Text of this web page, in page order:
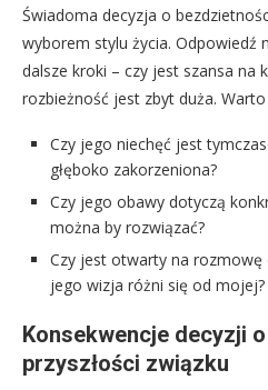
Świadoma decyzja o
wyborem stylu życia. Odpowiedź
dalsze kroki – czy jest szansa na
rozbieżność jest zbyt duża.
Czy jego niechęć jest
głęboko zakorzeniona?
Czy jego obawy dotyczą
można by rozwiązać?
Czy jest otwarty na rozmowę
jego wizja różni się od mojej?
Konsekwencje decyzji
przyszłości związku